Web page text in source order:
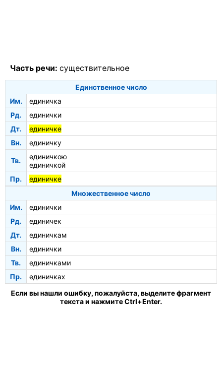
Часть речи: существительное
Единственное число
Им.
единичка
Рд.
единички
Дт.
единичке
Вн.
единичку
Тв.
единичкою
единичкой
Пр.
единичке
Множественное число
Им.
единички
Рд.
единичек
Дт.
единичкам
Вн.
единички
Тв.
единичками
Пр.
единичках
Если вы нашли ошибку, пожалуйста, выделите фрагмент
текста и нажмите Ctrl+Enter.